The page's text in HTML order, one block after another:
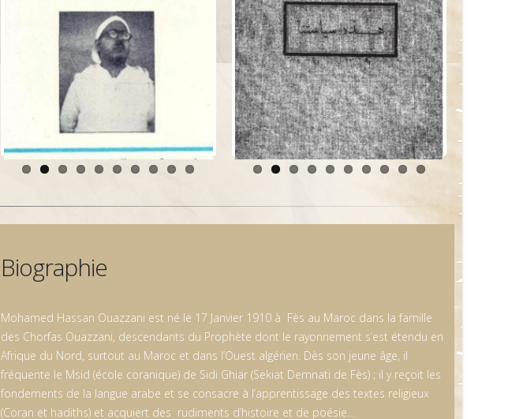
Biographie
Mohamed Hassan Ouazzani est né le 17 Janvier 1910 à Fès au Maroc dans la famille
des Chorfas Ouazzani, descendants du Prophète dont le rayonnement s’est étendu en
Afrique du Nord, surtout au Maroc et dans l’Ouest algérien. Dès son jeune âge, il
fréquente le Msid (école coranique) de Sidi Ghiar (Sekiat Demnati de Fès) ; il y reçoit les
fondements de la langue arabe et se consacre à l’apprentissage des textes religieux
(Coran et hadiths) et acquiert des rudiments d’histoire et de poésie…